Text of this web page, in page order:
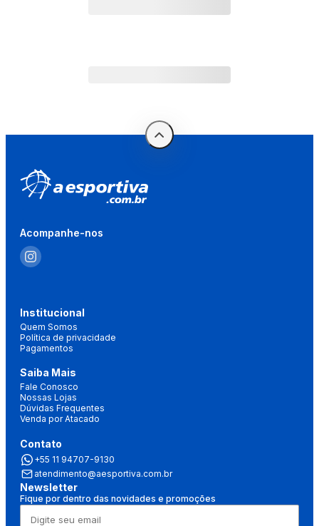
Acompanhe-nos
Institucional
Quem Somos
Política de privacidade
Pagamentos
Saiba Mais
Fale Conosco
Nossas Lojas
Dúvidas Frequentes
Venda por Atacado
Contato
+55 11 94707-9130
atendimento@aesportiva.com.br
Newsletter
Fique por dentro das novidades e promoções